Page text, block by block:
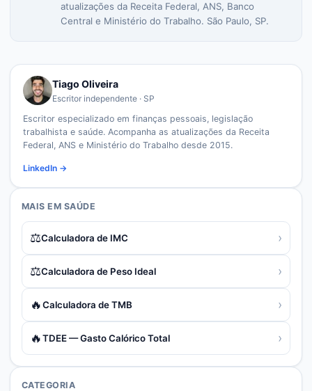
atualizações da Receita Federal, ANS, Banco
Central e Ministério do Trabalho. São Paulo, SP.
Tiago Oliveira
Escritor independente · SP
Escritor especializado em finanças pessoais, legislação
trabalhista e saúde. Acompanha as atualizações da Receita
Federal, ANS e Ministério do Trabalho desde 2015.
LinkedIn →
MAIS EM SAÚDE
⚖️Calculadora de IMC ›
⚖️Calculadora de Peso Ideal ›
🔥Calculadora de TMB ›
🔥TDEE — Gasto Calórico Total ›
CATEGORIA